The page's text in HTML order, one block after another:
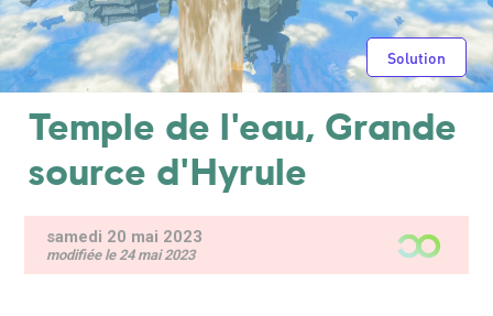
Solution
Temple de l'eau, Grande
source d'Hyrule
samedi 20 mai 2023
modifiée le 24 mai 2023